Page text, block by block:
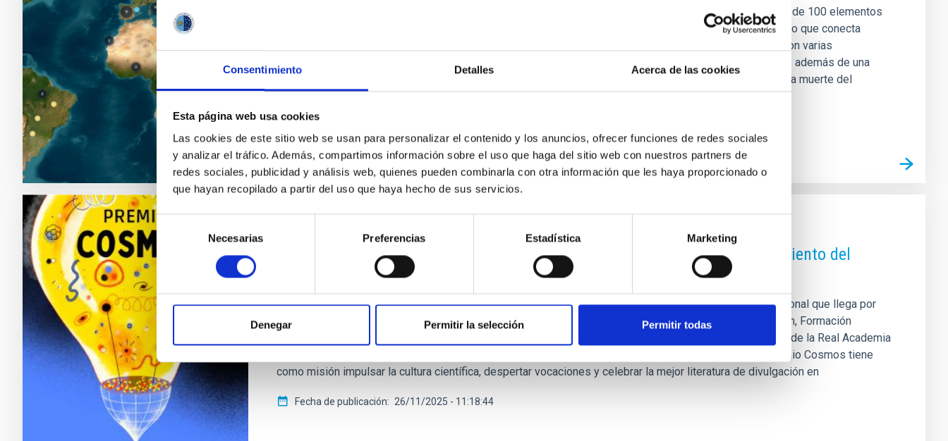
Consentimiento Detalles Acerca de las cookies
Esta página web usa cookies
Las cookies de este sitio web se usan para personalizar el contenido y los anuncios, ofrecer funciones de redes sociales
y analizar el tráfico. Además, compartimos información sobre el uso que haga del sitio web con nuestros partners de
redes sociales, publicidad y análisis web, quienes pueden combinarla con otra información que les haya proporcionado o
que hayan recopilado a partir del uso que haya hecho de sus servicios.
Selección
consentimiento
Necesarias Preferencias Estadística Marketing
Denegar Permitir la selección Permitir todas
La Sociedad Española de Astronomía presenta “Un mundo de eclipses”, un mapa digital que recoge más de 100 elementos
del patrimonio cultural de todo el mundo, desde la antigüedad a la actualidad. Un recurso educativo abierto que conecta
ciencia, historia, arte y tradición. El Instituto de Astrofísica de Canarias (IAC) participa en esta iniciativa con varias
aportaciones dedicadas a los eclipses en el antiguo Egipto, el Imperio hitita y el mundo aborigen canario, además de una
entrada elaborada con el Instituto de Ciencias del Patrimonio (Incipit-CSIC) sobre el eclipse asociado a la muerte del
El IAC impulsa la cultura científica entre la juventud canaria con el lanzamiento del
Premio Cosmos
El Instituto de Astrofísica de Canarias (IAC) organiza el Premio Cosmos, un proyecto educativo internacional que llega por
primera vez a España desde Canarias, con la colaboración del Área STEAM de la Consejería de Educación, Formación
Profesional, Actividad Física y Deportes y el patrocinio de la Fundación CajaCanarias, así como el apoyo de la Real Academia
de las Ciencias de Canarias. Con varias ediciones consolidadas en Italia, Francia y Países Bajos, el Premio Cosmos tiene
como misión impulsar la cultura científica, despertar vocaciones y celebrar la mejor literatura de divulgación en
Fecha de publicación 26/11/2025 - 11:18:44